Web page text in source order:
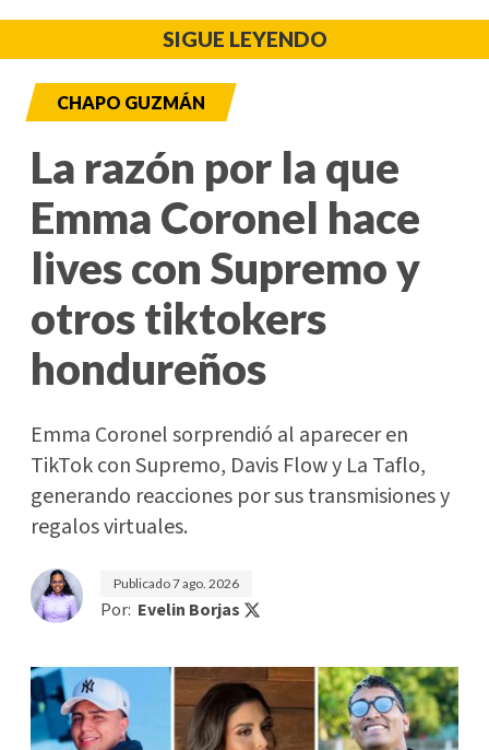
SIGUE LEYENDO
CHAPO GUZMÁN
La razón por la que
Emma Coronel hace
lives con Supremo y
otros tiktokers
hondureños
Emma Coronel sorprendió al aparecer en
TikTok con Supremo, Davis Flow y La Taflo,
generando reacciones por sus transmisiones y
regalos virtuales.
Publicado7 ago. 2026
Por: Evelin Borjas